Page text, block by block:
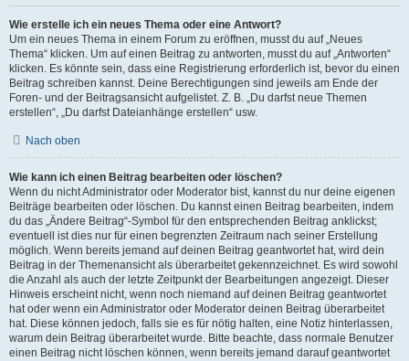
Wie erstelle ich ein neues Thema oder eine Antwort?
Um ein neues Thema in einem Forum zu eröffnen, musst du auf „Neues
Thema“ klicken. Um auf einen Beitrag zu antworten, musst du auf „Antworten“
klicken. Es könnte sein, dass eine Registrierung erforderlich ist, bevor du einen
Beitrag schreiben kannst. Deine Berechtigungen sind jeweils am Ende der
Foren- und der Beitragsansicht aufgelistet. Z. B. „Du darfst neue Themen
erstellen“, „Du darfst Dateianhänge erstellen“ usw.
Nach oben
Wie kann ich einen Beitrag bearbeiten oder löschen?
Wenn du nicht Administrator oder Moderator bist, kannst du nur deine eigenen
Beiträge bearbeiten oder löschen. Du kannst einen Beitrag bearbeiten, indem
du das „Ändere Beitrag“-Symbol für den entsprechenden Beitrag anklickst;
eventuell ist dies nur für einen begrenzten Zeitraum nach seiner Erstellung
möglich. Wenn bereits jemand auf deinen Beitrag geantwortet hat, wird dein
Beitrag in der Themenansicht als überarbeitet gekennzeichnet. Es wird sowohl
die Anzahl als auch der letzte Zeitpunkt der Bearbeitungen angezeigt. Dieser
Hinweis erscheint nicht, wenn noch niemand auf deinen Beitrag geantwortet
hat oder wenn ein Administrator oder Moderator deinen Beitrag überarbeitet
hat. Diese können jedoch, falls sie es für nötig halten, eine Notiz hinterlassen,
warum dein Beitrag überarbeitet wurde. Bitte beachte, dass normale Benutzer
einen Beitrag nicht löschen können, wenn bereits jemand darauf geantwortet